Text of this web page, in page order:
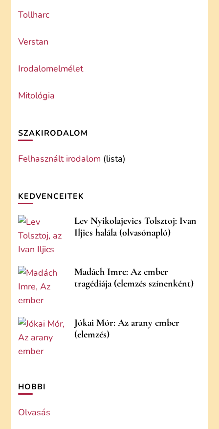
Tollharc
Verstan
Irodalomelmélet
Mitológia
SZAKIRODALOM
Felhasznált irodalom (lista)
KEDVENCEITEK
Lev Nyikolajevics Tolsztoj: Ivan
Iljics halála (olvasónapló)
Madách Imre: Az ember
tragédiája (elemzés színenként)
Jókai Mór: Az arany ember
(elemzés)
HOBBI
Olvasás